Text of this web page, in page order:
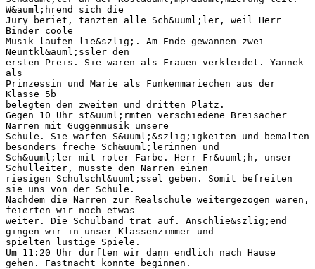
W&auml;hrend sich die
Jury beriet, tanzten alle Sch&uuml;ler, weil Herr
Binder coole
Musik laufen lie&szlig;. Am Ende gewannen zwei
Neuntkl&auml;ssler den
ersten Preis. Sie waren als Frauen verkleidet. Yannek
als
Prinzessin und Marie als Funkenmariechen aus der
Klasse 5b
belegten den zweiten und dritten Platz.
Gegen 10 Uhr st&uuml;rmten verschiedene Breisacher
Narren mit Guggenmusik unsere
Schule. Sie warfen S&uuml;&szlig;igkeiten und bemalten
besonders freche Sch&uuml;lerinnen und
Sch&uuml;ler mit roter Farbe. Herr Fr&uuml;h, unser
Schulleiter, musste den Narren einen
riesigen Schulschl&uuml;ssel geben. Somit befreiten
sie uns von der Schule.
Nachdem die Narren zur Realschule weitergezogen waren,
feierten wir noch etwas
weiter. Die Schulband trat auf. Anschlie&szlig;end
gingen wir in unser Klassenzimmer und
spielten lustige Spiele.
Um 11:20 Uhr durften wir dann endlich nach Hause
gehen. Fastnacht konnte beginnen.